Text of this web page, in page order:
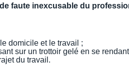
faute inexcusable du
domicile et le travail ;
sur un trottoir gelé en se
du travail.